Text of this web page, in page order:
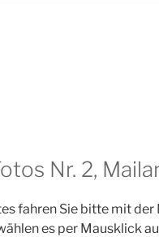
Nr. 2,
fahren Sie bitte mit
es per Mausklick